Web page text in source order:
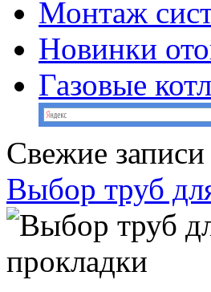
Монтаж
Новинки
Газовые
Свежие записи
Выбор труб